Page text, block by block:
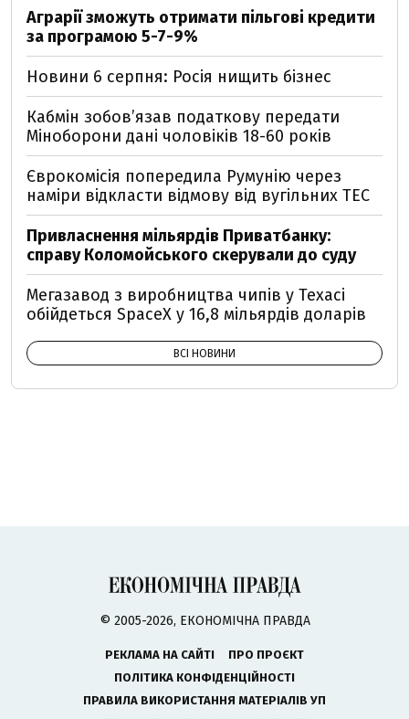
Аграрії зможуть отримати пільгові кредити
за програмою 5-7-9%
Новини 6 серпня: Росія нищить бізнес
Кабмін зобовʼязав податкову передати
Міноборони дані чоловіків 18-60 років
Єврокомісія попередила Румунію через
наміри відкласти відмову від вугільних ТЕС
Привласнення мільярдів Приватбанку:
справу Коломойського скерували до суду
Мегазавод з виробництва чипів у Техасі
обійдеться SpaceX у 16,8 мільярдів доларів
ВСІ НОВИНИ
© 2005-2026, ЕКОНОМІЧНА ПРАВДА
РЕКЛАМА НА САЙТІ
ПРО ПРОЄКТ
ПОЛІТИКА КОНФІДЕНЦІЙНОСТІ
ПРАВИЛА ВИКОРИСТАННЯ МАТЕРІАЛІВ УП